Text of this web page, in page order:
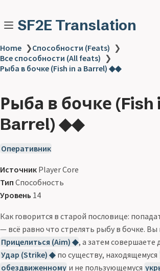
SF2E Translation
Home ❯Способности (Feats) ❯
Все способности (All feats) ❯
Рыба в бочке (Fish in a Barrel) ◆◆
Рыба в бочке (Fish
Barrel) ◆◆
Оперативник
Источник Player Core
Тип Способность
Уровень 14
Как говорится в старой пословице:
— всё равно что стрелять рыбу в бочке.
Прицелиться (Aim) ◆, а затем
Удар (Strike) ◆ по существу, находящемуся
обездвиженному и не пользующемуся